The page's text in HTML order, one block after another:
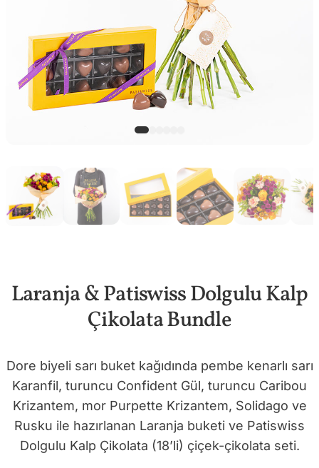
Laranja & Patiswiss Dolgulu Kalp
Çikolata Bundle
Dore biyeli sarı buket kağıdında pembe kenarlı sarı
Karanfil, turuncu Confident Gül, turuncu Caribou
Krizantem, mor Purpette Krizantem, Solidago ve
Rusku ile hazırlanan Laranja buketi ve Patiswiss
Dolgulu Kalp Çikolata (18’li) çiçek-çikolata seti.